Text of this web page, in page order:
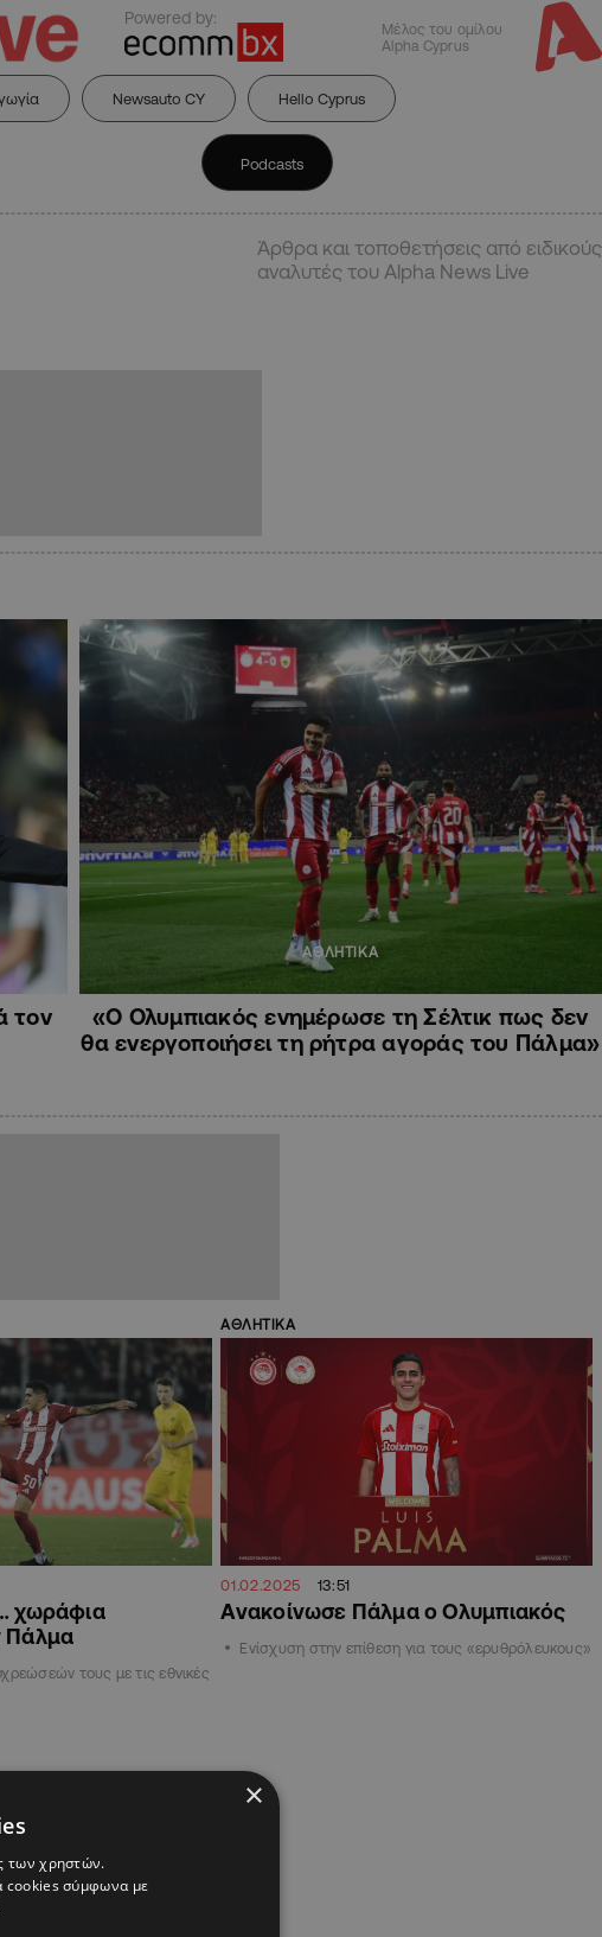
Powered by:
Μέλος του ομίλου
Alpha Cyprus
Newsauto CY Hello Cyprus
Podcasts
Άρθρα και τοποθετήσεις από ειδικούς
αναλυτές του Alpha News Live
τον
ΑΘΛΗΤΙΚΑ
«Ο Ολυμπιακός ενημέρωσε τη Σέλτικ πως δεν
θα ενεργοποιήσει τη ρήτρα αγοράς του Πάλμα»
χωράφια
Πάλμα
τους με τις εθνικές
ΑΘΛΗΤΙΚΑ
01.02.2025 13:51
Ανακοίνωσε Πάλμα ο Ολυμπιακός
Ενίσχυση στην επίθεση για τους «ερυθρόλευκους»
×
των χρηστών.
cookies σύμφωνα με